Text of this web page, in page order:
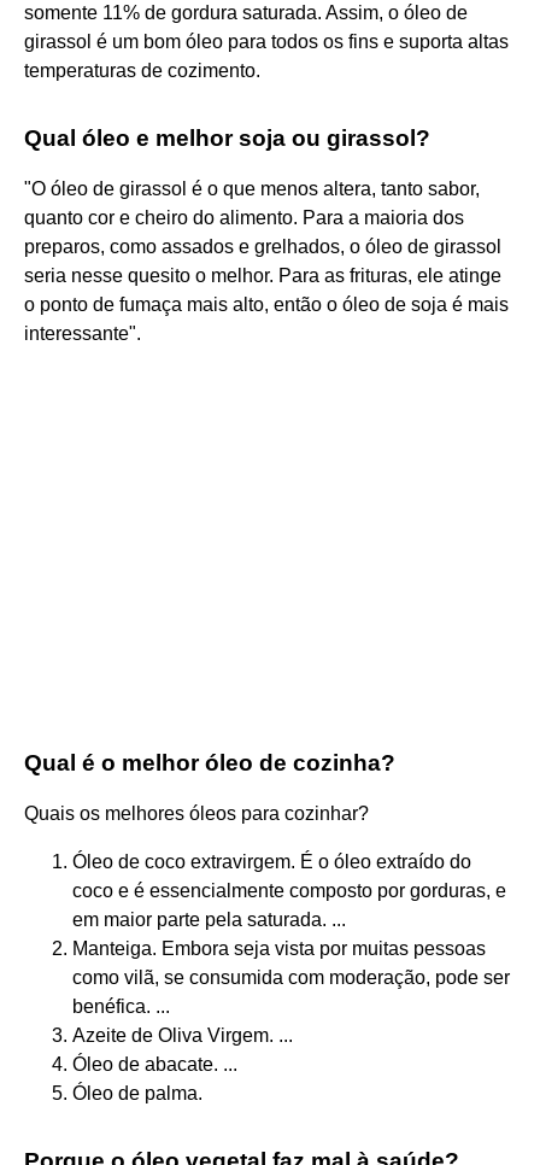
somente 11% de gordura saturada. Assim, o óleo de
girassol é um bom óleo para todos os fins e suporta altas
temperaturas de cozimento.
Qual óleo e melhor soja ou girassol?
"O óleo de girassol é o que menos altera, tanto sabor,
quanto cor e cheiro do alimento. Para a maioria dos
preparos, como assados e grelhados, o óleo de girassol
seria nesse quesito o melhor. Para as frituras, ele atinge
o ponto de fumaça mais alto, então o óleo de soja é mais
interessante".
Qual é o melhor óleo de cozinha?
Quais os melhores óleos para cozinhar?
Óleo de coco extravirgem. É o óleo extraído do
coco e é essencialmente composto por gorduras, e
em maior parte pela saturada. ...
Manteiga. Embora seja vista por muitas pessoas
como vilã, se consumida com moderação, pode ser
benéfica. ...
Azeite de Oliva Virgem. ...
Óleo de abacate. ...
Óleo de palma.